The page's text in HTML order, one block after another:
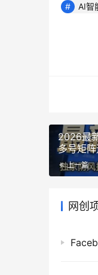
AI智
2026最
多号矩
上一篇
网创